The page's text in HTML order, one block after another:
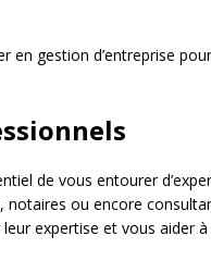
en gestion d’entreprise
de vous entourer
notaires ou encore
expertise et vous aider